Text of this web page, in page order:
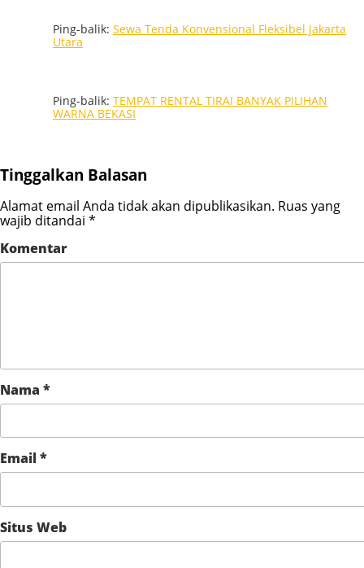
Ping-balik: Sewa Tenda Konvensional Fleksibel Jakarta
Utara
Ping-balik: TEMPAT RENTAL TIRAI BANYAK PILIHAN
WARNA BEKASI
Tinggalkan Balasan
Alamat email Anda tidak akan dipublikasikan. Ruas yang
wajib ditandai *
Komentar
Nama *
Email *
Situs Web